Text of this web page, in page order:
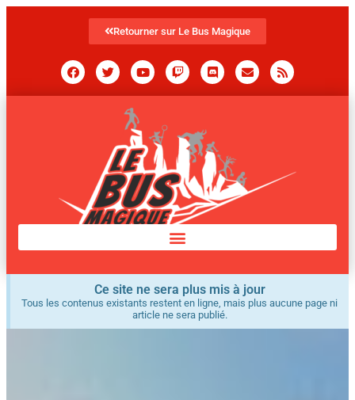
Retourner sur Le Bus Magique
Ce site ne sera plus mis à jour
Tous les contenus existants restent en ligne, mais plus aucune page ni
article ne sera publié.